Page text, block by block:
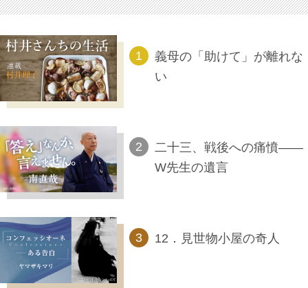
義母の「助けて」が離れな
い
二十三、戦後への痛憤――
W先生の遺言
12．見世物小屋の奇人